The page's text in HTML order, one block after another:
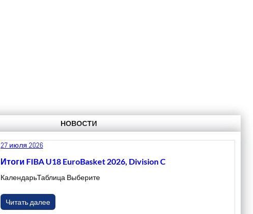
НОВОСТИ
27 июля 2026
Итоги FIBA U18 EuroBasket 2026, Division C
КалендарьТаблица Выберите
Читать далее